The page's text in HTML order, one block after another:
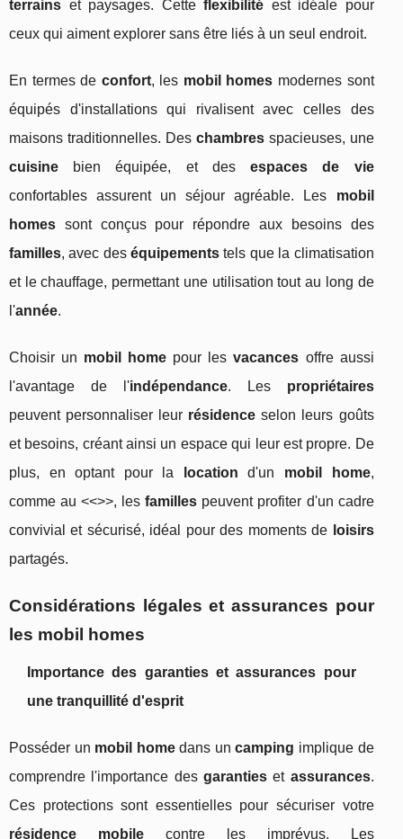
terrains et paysages. Cetteflexibilité est idéale pour
ceux qui aiment explorer sans être liés à un seul endroit.
En termes de confort, les mobil homes modernes sont
équipés d'installations qui rivalisent avec celles des
maisons traditionnelles. Des chambresspacieuses, une
cuisine bien équipée, et desespaces de vie
confortables assurent un séjour agréable. Les mobil
homes sont conçus pour répondre aux besoins des
familles, avec deséquipements tels que la climatisation
et le chauffage, permettant une utilisation tout au long de
l'année.
Choisir un mobil home pour lesvacances offre aussi
l'avantage de l'indépendance. Les propriétaires
peuvent personnaliser leur résidence selon leurs goûts
et besoins, créant ainsi un espace qui leur est propre. De
plus, en optant pour la
location d'un mobil home,
comme au <<>>, lesfamilles peuvent profiter d'un cadre
convivial et sécurisé, idéal pour des moments de loisirs
partagés.
Considérations légales et assurances pour
les mobil homes
Importance des garanties et assurances pour
une tranquillité d'esprit
Posséder un mobil homedans uncamping implique de
comprendre l'importance des garantieset assurances.
Ces protections sont essentielles pour sécuriser votre
résidence mobilecontre les imprévus. Les